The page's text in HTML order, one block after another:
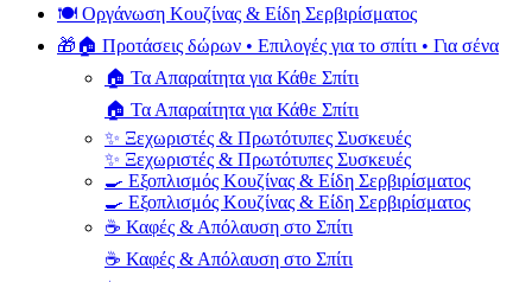
🍽️ Οργάνωση Κουζίνας & Είδη Σερβιρίσματος
🎁🏠 Προτάσεις δώρων • Επιλογές για το σπίτι • Για σένα
🏠 Τα Απαραίτητα για Κάθε Σπίτι
🏠 Τα Απαραίτητα για Κάθε Σπίτι
✨ Ξεχωριστές & Πρωτότυπες Συσκευές
✨ Ξεχωριστές & Πρωτότυπες Συσκευές
🍳 Εξοπλισμός Κουζίνας & Είδη Σερβιρίσματος
🍳 Εξοπλισμός Κουζίνας & Είδη Σερβιρίσματος
☕ Καφές & Απόλαυση στο Σπίτι
☕ Καφές & Απόλαυση στο Σπίτι